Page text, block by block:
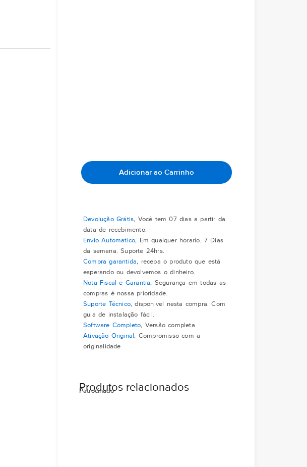
Devolução Grátis, Você tem 07 dias a partir da
data de recebimento.
Envio Automatico, Em qualquer horario. 7 Dias
da semana. Suporte 24hrs.
Compra garantida, receba o produto que está
esperando ou devolvemos o dinheiro.
Nota Fiscal e Garantia, Segurança em todas as
compras é nossa prioridade.
Suporte Técnico, disponivel nesta compra. Com
guia de instalação fácil.
Software Completo, Versão completa
Ativação Original , Compromisso com a
originalidade
Produtos relacionados
Patrocinado
Adicionar ao Carrinho